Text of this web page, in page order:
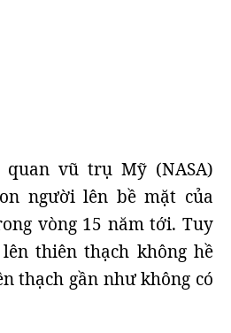
vũ trụ Mỹ (NASA)
người lên bề mặt của
vòng 15 năm tới. Tuy
thiên thạch không hề
thạch gần như không có